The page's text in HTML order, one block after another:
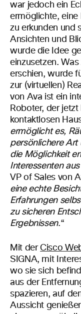
war jedoch ein
ermöglichte, eine
zu erkunden und
Ansichten und
wurde die Idee
einzusetzen.
erschien, wurde
zur (virtuellen)
von Ava ist ein
Roboter, der
kontaktlosen
ermöglicht es,
persönlichere Art
die Möglichkeit
Interessenten
VP of Sales von
eine echte
Erfahrungen
zu sicheren
Ergebnissen.“
Mit derCisco
SIGNA, mit
wo sie sich
aus der
spazieren, auf
Aussicht